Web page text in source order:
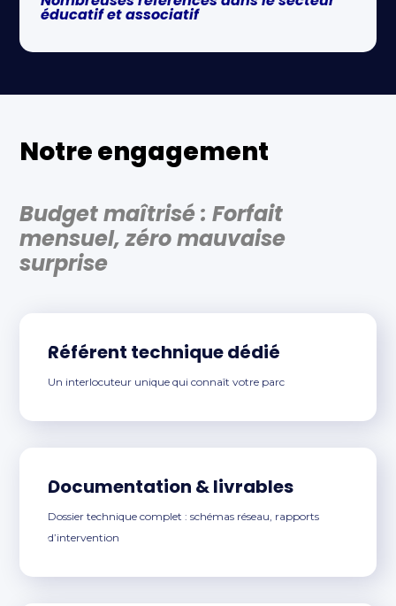
éducatif et associatif
Notre engagement
Budget maîtrisé :Forfait
mensuel, zéro mauvaise
surprise
Référent technique dédié
Un interlocuteur unique qui connaît votre parc
Documentation & livrables
Dossier technique complet : schémas réseau, rapports
d’intervention